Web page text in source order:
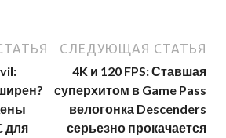
для
СЛЕДУЮЩАЯ СТАТЬЯ
4K и 120 FPS: Ставшая
суперхитом в Game Pass
велогонка Descenders
серьезно прокачается